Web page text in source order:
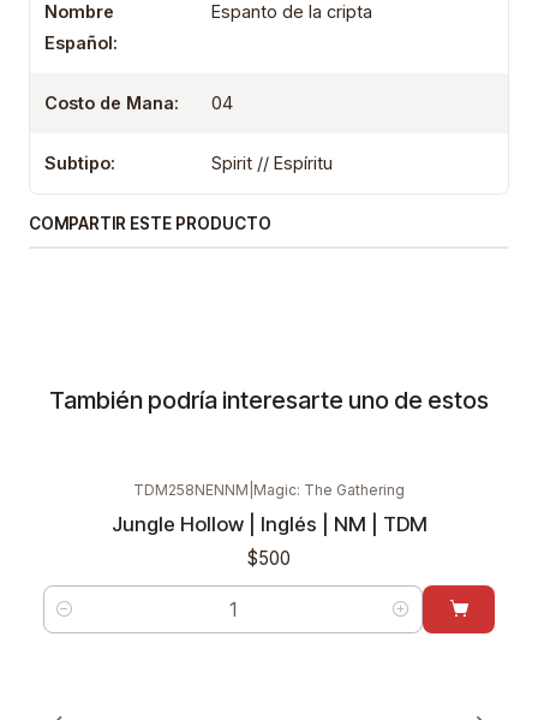
Nombre
Español:
Espanto de la cripta
Costo de Mana: 04
Subtipo: Spirit // Espíritu
COMPARTIR ESTE PRODUCTO
También podría interesarte uno de estos
TDM258NENNM Magic: The Gathering
Jungle Hollow | Inglés | NM | TDM
$500
Cantidad